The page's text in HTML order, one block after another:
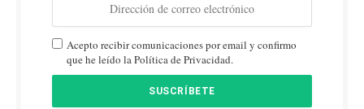
Acepto recibir comunicaciones por email y confirmo
que he leído la Política de Privacidad.